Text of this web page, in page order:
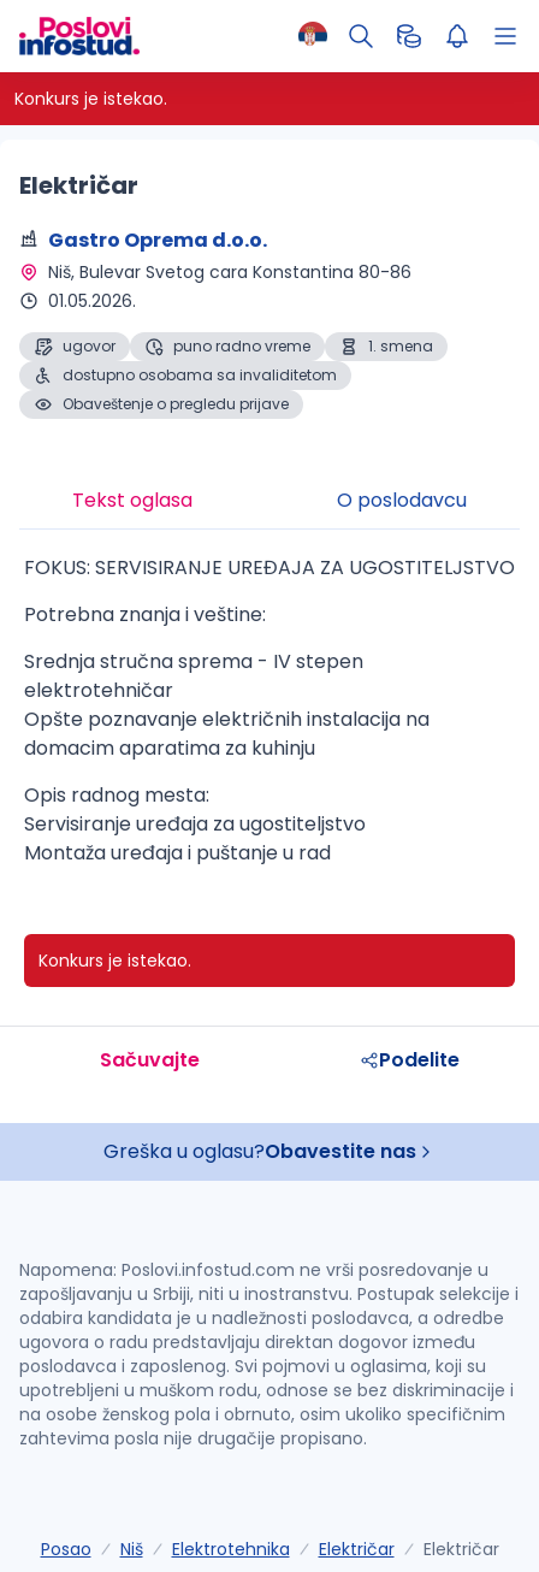
Konkurs je istekao.
Električar
Gastro Oprema d.o.o.
Niš, Bulevar Svetog cara Konstantina 80-86
01.05.2026.
ugovor puno radno vreme
1. smena
dostupno osobama sa invaliditetom
Obaveštenje o pregledu prijave
Tekst oglasa O poslodavcu
FOKUS: SERVISIRANJE UREĐAJA ZA UGOSTITELJSTVO
Potrebna znanja i veštine:
Srednja stručna sprema - IV stepen
elektrotehničar
Opšte poznavanje električnih instalacija na
domacim aparatima za kuhinju
Opis radnog mesta:
Servisiranje uređaja za ugostiteljstvo
Montaža uređaja i puštanje u rad
Konkurs je istekao.
Sačuvajte Podelite
Greška u oglasu?Obavestite nas
Napomena: Poslovi.infostud.com ne vrši posredovanje u
zapošljavanju u Srbiji, niti u inostranstvu. Postupak selekcije i
odabira kandidata je u nadležnosti poslodavca, a odredbe
ugovora o radu predstavljaju direktan dogovor između
poslodavca i zaposlenog. Svi pojmovi u oglasima, koji su
upotrebljeni u muškom rodu, odnose se bez diskriminacije i
na osobe ženskog pola i obrnuto, osim ukoliko specifičnim
zahtevima posla nije drugačije propisano.
Posao Niš Elektrotehnika Električar Električar